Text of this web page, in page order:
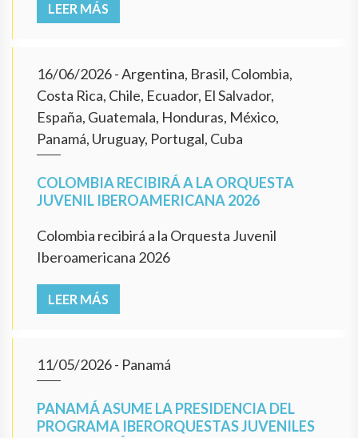
LEER MÁS
16/06/2026- Argentina, Brasil, Colombia,
Costa Rica, Chile, Ecuador, El Salvador,
España, Guatemala, Honduras, México,
Panamá, Uruguay, Portugal, Cuba
COLOMBIA RECIBIRÁ A LA ORQUESTA
JUVENIL IBEROAMERICANA 2026
Colombia recibirá a la Orquesta Juvenil
Iberoamericana 2026
LEER MÁS
11/05/2026- Panamá
PANAMÁ ASUME LA PRESIDENCIA DEL
PROGRAMA IBERORQUESTAS JUVENILES